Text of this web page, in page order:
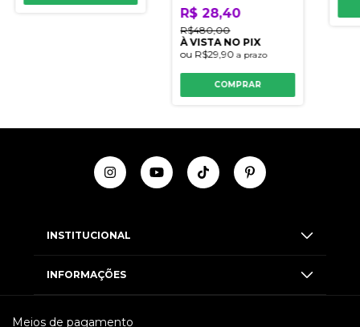
R$ 28,40
R$480,00
À VISTA NO PIX
ou R$29,90a prazo
COMPRAR
INSTITUCIONAL
INFORMAÇÕES
Meios de pagamento